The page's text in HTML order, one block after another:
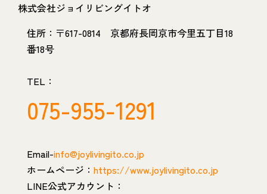
株式会社ジョイリビングイトオ
住所：〒617-0814 京都府長岡京市今里五丁目18
番18号
TEL：
075-955-1291
Email-info@joylivingito.co.jp
ホームページ： https://www.joylivingito.co.jp
LINE公式アカウント：